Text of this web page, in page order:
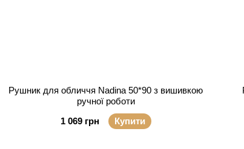
Рушник для обличчя Nadina 50*90 з вишивкою
ручної роботи
1 069 грн
Купити